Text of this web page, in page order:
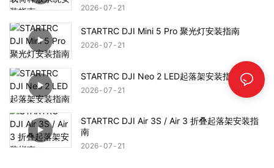
2026 07 21
STARTRC DJI Mini 5 Pro 聚光灯安装指南
2026 07 21
STARTRC DJI Neo 2 LED起落架安装指南
2026 07 21
STARTRC DJI Air 3S / Air 3 折叠起落架安装指
南
2026 07 21